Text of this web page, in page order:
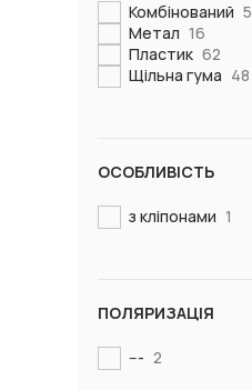
Комбінований 5
Метал 16
Пластик 62
Щільна гума 48
ОСОБЛИВІСТЬ
з кліпонами 1
ПОЛЯРИЗАЦІЯ
--- 2